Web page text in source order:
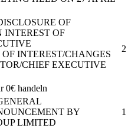
OF
INTEREST OF
INTEREST/CHANGES
CHIEF EXECUTIVE
2
0€ handeln
BY
LIMITED
1